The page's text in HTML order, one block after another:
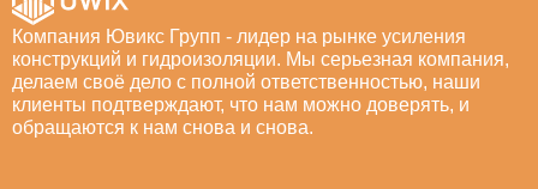
Компания Ювикс Групп - лидер на рынке усиления
конструкций и гидроизоляции. Мы серьезная компания,
делаем своё дело с полной ответственностью, наши
клиенты подтверждают, что нам можно доверять, и
обращаются к нам снова и снова.